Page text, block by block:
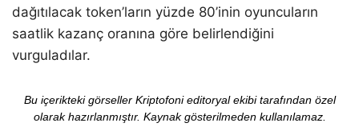
dağıtılacak token’ların yüzde 80’inin oyuncuların
saatlik kazanç oranına göre belirlendiğini
vurguladılar.
Bu içerikteki görseller Kriptofoni editoryal ekibi tarafından özel
olarak hazırlanmıştır. Kaynak gösterilmeden kullanılamaz.